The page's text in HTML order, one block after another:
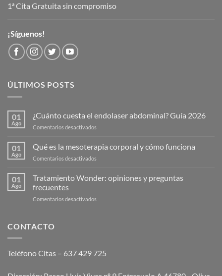
1ª Cita Gratuita sin compromiso
¡Síguenos!
ÚLTIMOS POSTS
01
Ago
¿Cuánto cuesta el endolaser abdominal? Guía 2026
Comentarios desactivados
01
Ago
Qué es la mesoterapia corporal y cómo funciona
Comentarios desactivados
01
Ago
Tratamiento Wonder: opiniones y preguntas
frecuentes
Comentarios desactivados
CONTACTO
Teléfono Citas – 637 429 725